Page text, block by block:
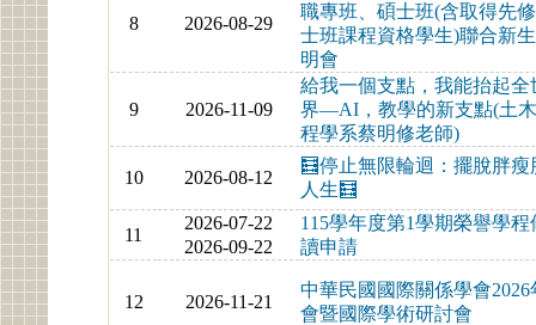
8 2026-08-29
職專班、碩士班(含取得先
士班課程資格學生)聯合新
明會
9 2026-11-09
給我一個支點，我能抬起全
界—AI，教學的新支點(土
程學系蔡明修老師)
10 2026-08-12
🧮停止無限輪迴：擺脫胖瘦
人生🧮
11
2026-07-22
2026-09-22
115學年度第1學期榮譽學程
讀申請
12 2026-11-21
中華民國國際關係學會2026
會暨國際學術研討會